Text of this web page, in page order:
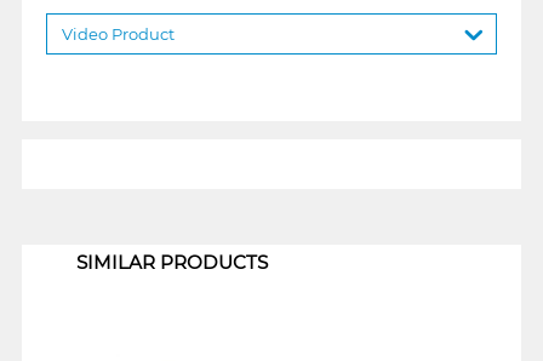
Video Product
SIMILAR PRODUCTS